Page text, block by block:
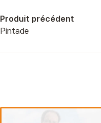
Produit précédent
Pintade